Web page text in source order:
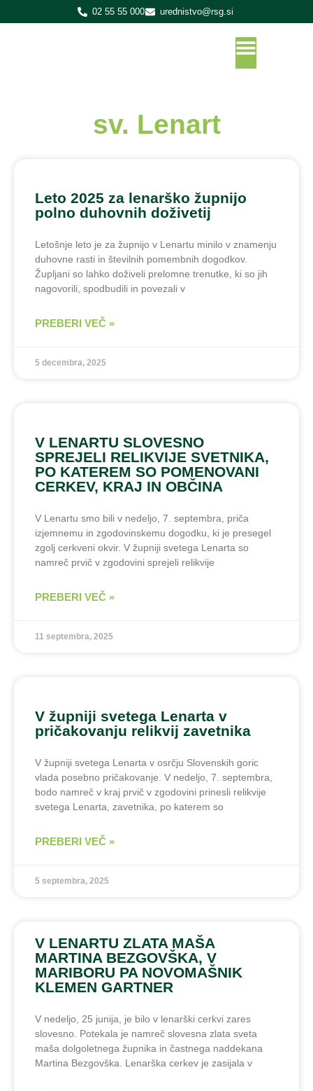
02 55 55 000 urednistvo@rsg.si
sv. Lenart
Leto 2025 za lenarško župnijo
polno duhovnih doživetij
Letošnje leto je za župnijo v Lenartu minilo v znamenju
duhovne rasti in številnih pomembnih dogodkov.
Župljani so lahko doživeli prelomne trenutke, ki so jih
nagovorili, spodbudili in povezali v
PREBERI VEČ »
5 decembra, 2025
V LENARTU SLOVESNO
SPREJELI RELIKVIJE SVETNIKA,
PO KATEREM SO POMENOVANI
CERKEV, KRAJ IN OBČINA
V Lenartu smo bili v nedeljo, 7. septembra, priča
izjemnemu in zgodovinskemu dogodku, ki je presegel
zgolj cerkveni okvir. V župniji svetega Lenarta so
namreč prvič v zgodovini sprejeli relikvije
PREBERI VEČ »
11 septembra, 2025
V župniji svetega Lenarta v
pričakovanju relikvij zavetnika
V župniji svetega Lenarta v osrčju Slovenskih goric
vlada posebno pričakovanje. V nedeljo, 7. septembra,
bodo namreč v kraj prvič v zgodovini prinesli relikvije
svetega Lenarta, zavetnika, po katerem so
PREBERI VEČ »
5 septembra, 2025
V LENARTU ZLATA MAŠA
MARTINA BEZGOVŠKA, V
MARIBORU PA NOVOMAŠNIK
KLEMEN GARTNER
V nedeljo, 25 junija, je bilo v lenarški cerkvi zares
slovesno. Potekala je namreč slovesna zlata sveta
maša dolgoletnega župnika in častnega naddekana
Martina Bezgovška. Lenarška cerkev je zasijala v